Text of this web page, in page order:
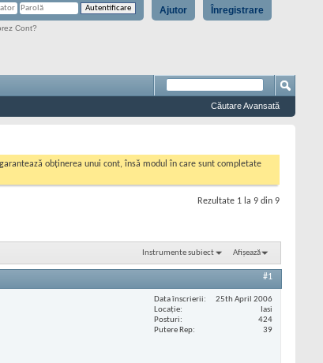
Înregistrare
Ajutor
Cont?
Căutare Avansată
obținerea unui cont, însă modul în care sunt completate
Rezultate 1 la 9 din 9
Instrumente subiect Afișează
#1
Data înscrierii
25th April 2006
Locaţie
Iasi
Posturi
424
Putere Rep
39